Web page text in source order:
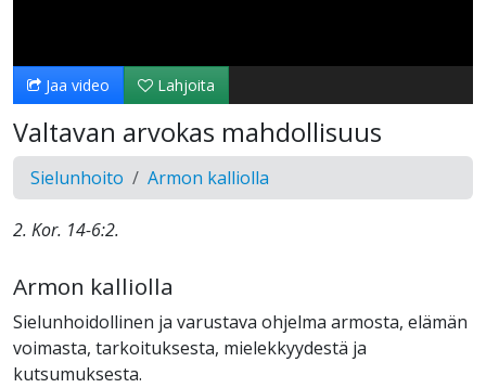
Jaa video Lahjoita
Valtavan arvokas mahdollisuus
Sielunhoito Armon kalliolla
2. Kor. 14-6:2.
Armon kalliolla
Sielunhoidollinen ja varustava ohjelma armosta, elämän
voimasta, tarkoituksesta, mielekkyydestä ja
kutsumuksesta.